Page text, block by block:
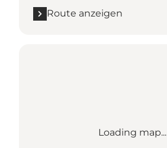
Route anzeigen
Loading map...